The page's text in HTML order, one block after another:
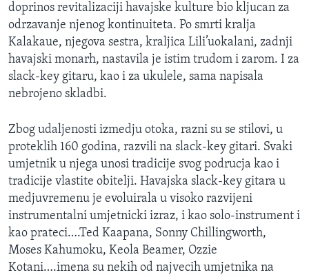
doprinos revitalizaciji havajske kulture bio kljucan za
odrzavanje njenog kontinuiteta. Po smrti kralja
Kalakaue, njegova sestra, kraljica Lili’uokalani, zadnji
havajski monarh, nastavila je istim trudom i zarom. I za
slack-key gitaru, kao i za ukulele, sama napisala
nebrojeno skladbi.
Zbog udaljenosti izmedju otoka, razni su se stilovi, u
proteklih 160 godina, razvili na slack-key gitari. Svaki
umjetnik u njega unosi tradicije svog podrucja kao i
tradicije vlastite obitelji. Havajska slack-key gitara u
medjuvremenu je evoluirala u visoko razvijeni
instrumentalni umjetnicki izraz, i kao solo-instrument i
kao prateci….Ted Kaapana, Sonny Chillingworth,
Moses Kahumoku, Keola Beamer, Ozzie
Kotani….imena su nekih od najvecih umjetnika na